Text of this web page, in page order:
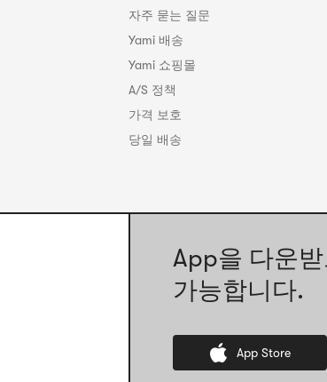
자주 묻는 질문
Yami 배송
Yami 쇼핑몰
A/S 정책
가격 보호
당일 배송
App을 다운
가능합니다.
App Store